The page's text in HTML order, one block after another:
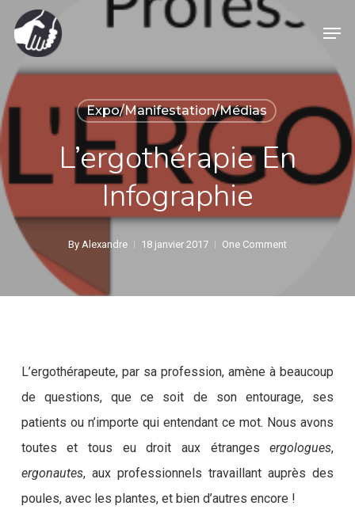
Skip
content
Expo/Manifestation/Médias
L’ergothérapie En
Infographie
By Alexandre 18 janvier 2017 One Comment
L’ergothérapeute, par sa profession, amène à beaucoup
de questions, que ce soit de son entourage, ses
patients ou n’importe qui entendant ce mot. Nous avons
toutes et tous eu droit aux étrangesergologues,
ergonautes, aux professionnels travaillant auprès des
poules, avec les plantes, et bien d’autres encore !